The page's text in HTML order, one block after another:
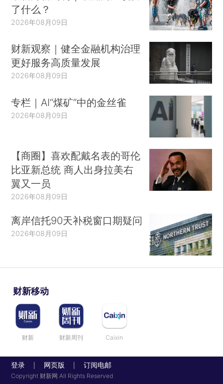
了什么？
2026年08月09日
财新观察｜健全金融机构治理
更好服务高质量发展
2026年08月09日
专栏｜AI“煤矿”中的金丝雀
2026年08月09日
【商圈】喜欢配戴名表的哥伦
比亚新总统 商人出身拉美右
翼又一员
2026年08月09日
离岸信托90天补税窗口期疑问
2026年08月09日
财新移动
财新 财新周刊 Caixin
登录 网页版 订阅电邮
Copyright 财新网 All Rights Reserved